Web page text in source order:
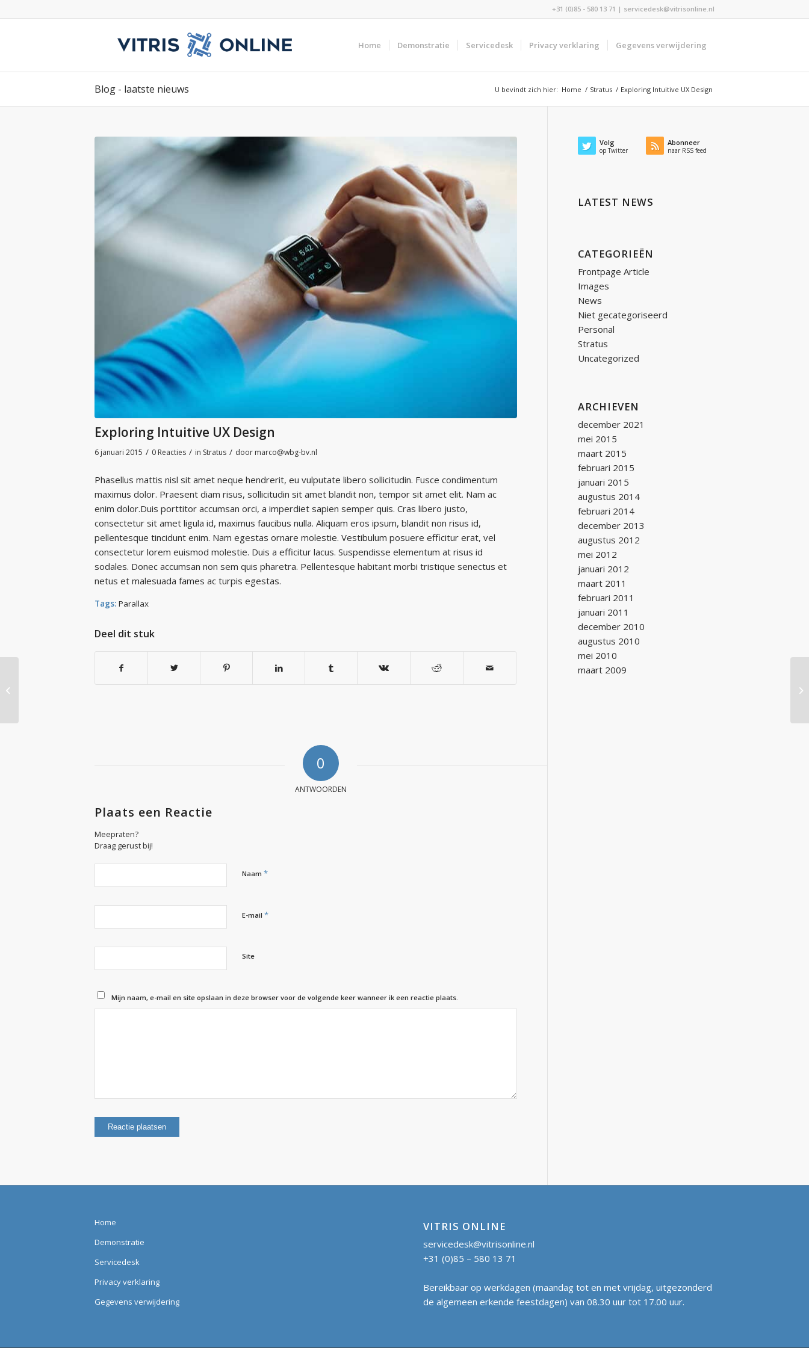
+31 (0)85 - 580 13 71 | servicedesk@vitrisonline.nl
Home Demonstratie Servicedesk Privacy verklaring Gegevens verwijdering
Blog - laatste nieuws U bevindt zich hier: Home / Stratus / Exploring Intuitive UX Design
Exploring Intuitive UX Design
6 januari 2015 / 0 Reacties / in Stratus / door marco@wbg-bv.nl
Phasellus mattis nisl sit amet neque hendrerit, eu vulputate libero sollicitudin. Fusce condimentum
maximus dolor. Praesent diam risus, sollicitudin sit amet blandit non, tempor sit amet elit. Nam ac
enim dolor.Duis porttitor accumsan orci, a imperdiet sapien semper quis. Cras libero justo,
consectetur sit amet ligula id, maximus faucibus nulla. Aliquam eros ipsum, blandit non risus id,
pellentesque tincidunt enim. Nam egestas ornare molestie. Vestibulum posuere efficitur erat, vel
consectetur lorem euismod molestie. Duis a efficitur lacus. Suspendisse elementum at risus id
sodales. Donec accumsan non sem quis pharetra. Pellentesque habitant morbi tristique senectus et
netus et malesuada fames ac turpis egestas.
Tags: Parallax
Deel dit stuk
0
ANTWOORDEN
Plaats een Reactie
Meepraten?
Draag gerust bij!
Naam *
E-mail *
Site
Mijn naam, e-mail en site opslaan in deze browser voor de volgende keer wanneer ik een reactie plaats.
Volg
op Twitter
Abonneer
naar RSS feed
LATEST NEWS
CATEGORIEËN
Frontpage Article
Images
News
Niet gecategoriseerd
Personal
Stratus
Uncategorized
ARCHIEVEN
december 2021
mei 2015
maart 2015
februari 2015
januari 2015
augustus 2014
februari 2014
december 2013
augustus 2012
mei 2012
januari 2012
maart 2011
februari 2011
januari 2011
december 2010
augustus 2010
mei 2010
maart 2009
Home
Demonstratie
Servicedesk
Privacy verklaring
Gegevens verwijdering
VITRIS ONLINE
servicedesk@vitrisonline.nl
+31 (0)85 – 580 13 71
Bereikbaar op werkdagen (maandag tot en met vrijdag, uitgezonderd
de algemeen erkende feestdagen) van 08.30 uur tot 17.00 uur.